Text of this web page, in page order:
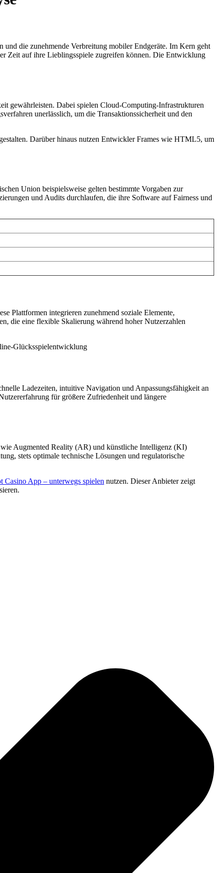
und die zunehmende Verbreitung mobiler Endgeräte. Im Kern geht
Zeit auf ihre Lieblingsspiele zugreifen können. Die Entwicklung
gewährleisten. Dabei spielen Cloud-Computing-Infrastrukturen
unerlässlich, um die Transaktionssicherheit und den
Darüber hinaus nutzen Entwickler Frames wie HTML5, um
Union beispielsweise gelten bestimmte Vorgaben zur
und Audits durchlaufen, die ihre Software auf Fairness und
Plattformen integrieren zunehmend soziale Elemente,
die eine flexible Skalierung während hoher Nutzerzahlen
Glücksspielentwicklung
Ladezeiten, intuitive Navigation und Anpassungsfähigkeit an
für größere Zufriedenheit und längere
Augmented Reality (AR) und künstliche Intelligenz (KI)
stets optimale technische Lösungen und regulatorische
Casino App – unterwegs spielen nutzen. Dieser Anbieter zeigt